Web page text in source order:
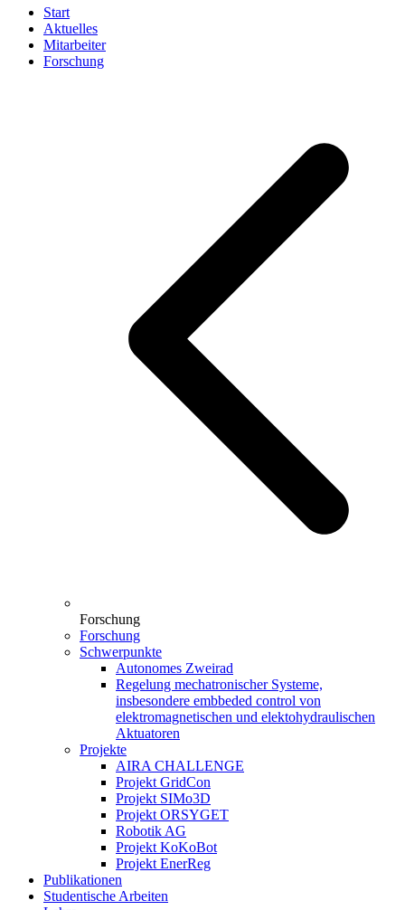
Start
Aktuelles
Mitarbeiter
Forschung
Forschung
Forschung
Schwerpunkte
Autonomes Zweirad
Regelung mechatronischer Systeme,
insbesondere embbeded control von
elektromagnetischen und elektohydraulischen
Aktuatoren
Projekte
AIRA CHALLENGE
Projekt GridCon
Projekt SIMo3D
Projekt ORSYGET
Robotik AG
Projekt KoKoBot
Projekt EnerReg
Publikationen
Studentische Arbeiten